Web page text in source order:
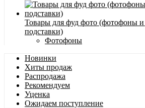
Товары для фуд фото (фотофоны и
подставки)
Фотофоны
Новинки
Хиты продаж
Распродажа
Рекомендуем
Уценка
Ожидаем поступление